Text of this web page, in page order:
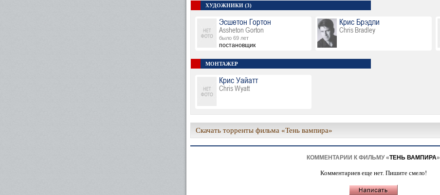
ХУДОЖНИКИ (3)
Эсшетон Гортон
Assheton Gorton
было 69 лет
постановщик
Крис Брэдли
Chris Bradley
МОНТАЖЕР
Крис Уайатт
Chris Wyatt
Скачать торренты фильма «Тень вампира»
КОММЕНТАРИИ К ФИЛЬМУ «ТЕНЬ ВАМПИРА»
Комментариев еще нет. Пишите смело!